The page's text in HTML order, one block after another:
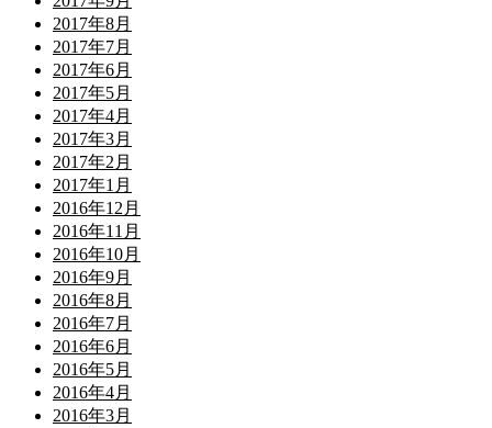
2017年8月
2017年7月
2017年6月
2017年5月
2017年4月
2017年3月
2017年2月
2017年1月
2016年12月
2016年11月
2016年10月
2016年9月
2016年8月
2016年7月
2016年6月
2016年5月
2016年4月
2016年3月